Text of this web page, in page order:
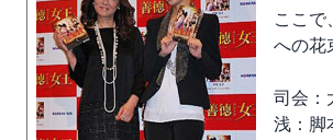
ここで
への花
司会：
浅：脚